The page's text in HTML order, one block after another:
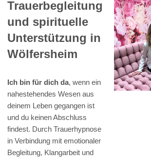
Trauerbegleitung
und spirituelle
Unterstützung in
Wölfersheim
Ich bin für dich da, wenn ein
nahestehendes Wesen aus
deinem Leben gegangen ist
und du keinen Abschluss
findest. Durch Trauerhypnose
in Verbindung mit emotionaler
Begleitung, Klangarbeit und